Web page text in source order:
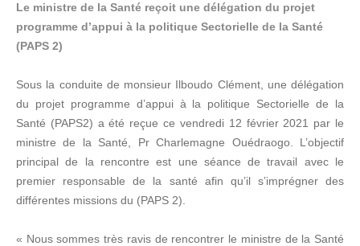
Le ministre de la Santé reçoit une délégation du projet
programme d’appui à la politique Sectorielle de la Santé
(PAPS 2)
Sous la conduite de monsieur Ilboudo Clément, une délégation
du projet programme d’appui à la politique Sectorielle de la
Santé (PAPS2) a été reçue ce vendredi 12 février 2021 par le
ministre de la Santé, Pr Charlemagne Ouédraogo. L’objectif
principal de la rencontre est une séance de travail avec le
premier responsable de la santé afin qu’il s’imprégner des
différentes missions du (PAPS 2).
« Nous sommes très ravis de rencontrer le ministre de la Santé